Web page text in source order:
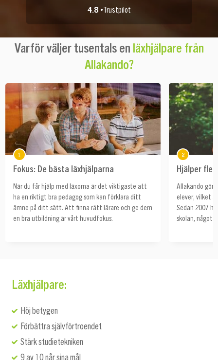
4.8 •Trustpilot
Varför väljer tusentals en läxhjälpare från
Allakando?
1
Fokus: De bästa läxhjälparna
När du får hjälp med läxorna är det viktigaste att
ha en riktigt bra pedagog som kan förklara ditt
ämne på ditt sätt. Att finna rätt lärare och ge dem
en bra utbildning är vårt huvudfokus.
2
Hjälper
Allakando gör
elever, vilket
Sedan 2007
skolan, något
Läxhjälpare:
Höj betygen
Förbättra självförtroendet
Stärk studietekniken
9 av 10 når sina mål